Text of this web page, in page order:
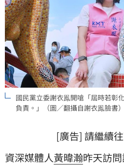
國民黨立委謝衣鳯開嗆「屆時若彰
負責。」（圖／翻攝自謝衣鳯臉書）
[廣告] 請繼續
資深媒體人黃暐瀚昨天訪